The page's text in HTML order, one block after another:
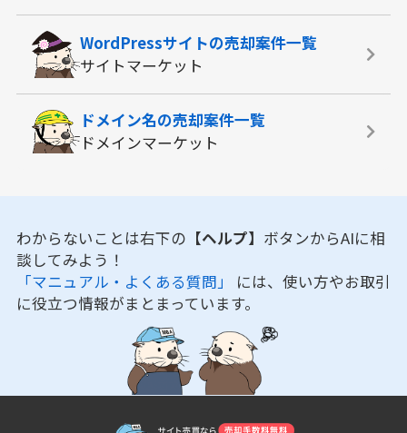
WordPressサイトの売却案件一覧
サイトマーケット
ドメイン名の売却案件一覧
ドメインマーケット
わからないことは右下の 【ヘルプ】 ボタンからAIに相
談してみよう！
「マニュアル・よくある質問」 には、使い方やお取引
に役立つ情報がまとまっています。